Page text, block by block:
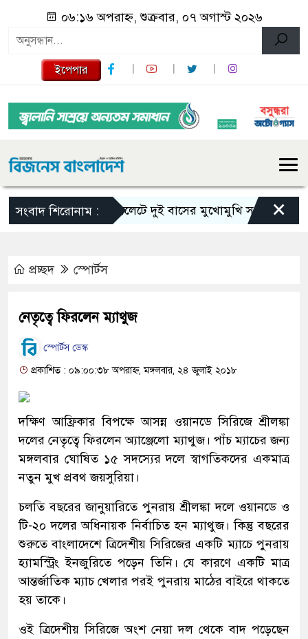
০৬:১৬ অপরাহ্ন, শুক্রবার, ০৭ অগাস্ট ২০২৬
ইপেপার
সংবাদ শিরোনাম :সিলেটে দুই বাসের মুখোমুখি সংঘর্ষে নিহত
×
প্রচ্ছদ স্পোর্টস
নেতৃত্বে ফিরলেন ম্যাথুজ
স্পোর্টস ডেস্ক
প্রকাশিত : ০৯:০০:৩৮ অপরাহ্ন, মঙ্গলবার, ২৪ জুলাই ২০১৮
দক্ষিণ আফ্রিকার বিপক্ষে আসন্ন ওয়ানডে সিরিজে শ্রীলঙ্কা
দলের নেতৃত্বে ফিরলেন অ্যাঞ্জেলো ম্যাথুজ। পাঁচ ম্যাচের জন্য
মঙ্গলবার ঘোষিত ১৫ সদস্যের দলে স্বাগতিকদের একমাত্র
নতুন মুখ প্রবথ জয়সুরিয়া।
চলতি বছরের জানুয়ারিতে পুনরায় শ্রীলঙ্কা দলে ওয়ানডে ও
টি-২০ দলের অধিনায়ক নির্বাচিত হন ম্যাথুজ। কিন্তু বছরের
শুরুতে বাংলাদেশে ত্রিদেশীয় সিরিজের একটি ম্যাচে পুনরায়
হ্যামস্ট্রিং ইনজুরিতে পড়েন তিনি। যে কারণে একটি মাত্র
আন্তর্জাতিক ম্যাচ খেলার পরই পুনরায় মাঠের বাইরে থাকতে
হয় তাকে।
ওই ত্রিদেশীয় সিরিজে অংশ নেয়া দল থেকে বাদ পড়েছেন